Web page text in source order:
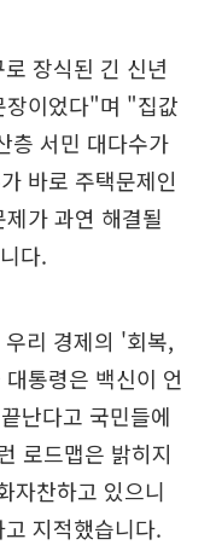
장식된 긴 신년
장이었다"며 "집값
층 서민 대다수가
바로 주택문제인
가 과연 해결될
다.
리 경제의 '회복,
통령은 백신이 언
난다고 국민들에
로드맵은 밝히지
자찬하고 있으니
지적했습니다.